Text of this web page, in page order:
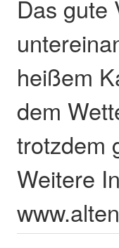
Das gute
heißem
dem
trotzdem
Weitere